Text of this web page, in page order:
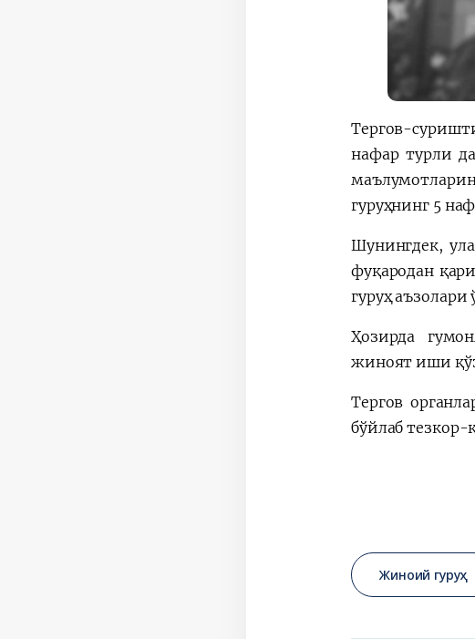
Тергов-
нафар турли
гуруҳнинг 5
Шунингдек,
фуқародан
гуруҳ аъзолари
Ҳозирда
жиноят иши
Тергов
бўйлаб
Жиноий гуруҳ